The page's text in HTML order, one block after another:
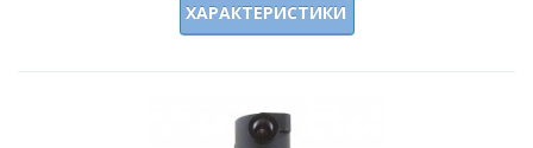
ХАРАКТЕРИСТИКИ